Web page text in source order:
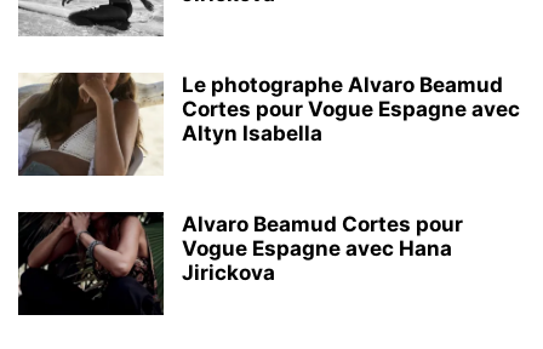
Le photographe Alvaro Beamud
Cortes pour Vogue Espagne avec
Altyn Isabella
Alvaro Beamud Cortes pour
Vogue Espagne avec Hana
Jirickova